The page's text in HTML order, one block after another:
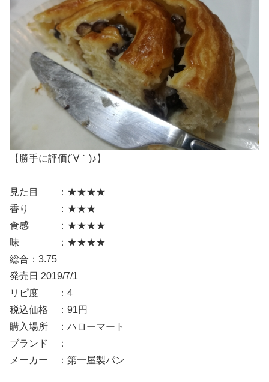
【勝手に評価(´∀｀)♪】
見た目 ：★★★★
香り ：★★★
食感 ：★★★★
味 ：★★★★
総合：3.75
発売日 2019/7/1
リピ度 ：4
税込価格 ：91円
購入場所 ：ハローマート
ブランド ：
メーカー ：第一屋製パン